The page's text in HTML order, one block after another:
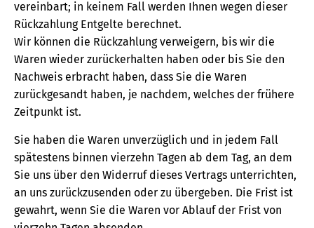
vereinbart; in keinem Fall werden Ihnen wegen dieser
Rückzahlung Entgelte berechnet.
Wir können die Rückzahlung verweigern, bis wir die
Waren wieder zurückerhalten haben oder bis Sie den
Nachweis erbracht haben, dass Sie die Waren
zurückgesandt haben, je nachdem, welches der frühere
Zeitpunkt ist.
Sie haben die Waren unverzüglich und in jedem Fall
spätestens binnen vierzehn Tagen ab dem Tag, an dem
Sie uns über den Widerruf dieses Vertrags unterrichten,
an uns zurückzusenden oder zu übergeben. Die Frist ist
gewahrt, wenn Sie die Waren vor Ablauf der Frist von